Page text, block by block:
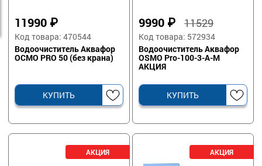
11990 ₽
Код товара: 470544
Водоочиститель Аквафор
ОСМО PRO 50 (без крана)
КУПИТЬ
9990 ₽11529
Код товара: 572934
Водоочиститель Аквафор
OSMO Pro-100-3-А-М
АКЦИЯ
КУПИТЬ